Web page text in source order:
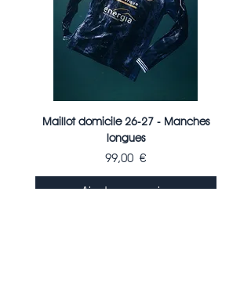
Maillot domicile 26-27 - Manches
longues
Prix
99,00 €
Ajouter au panier